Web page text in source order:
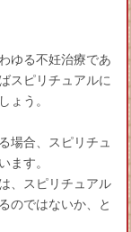
ゆる不妊治療であ
スピリチュアルに
ょう。
場合、スピリチュ
ます。
、スピリチュアル
のではないか、と